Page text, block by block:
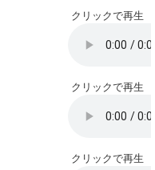
クリックで再生
クリックで再生
クリックで再生